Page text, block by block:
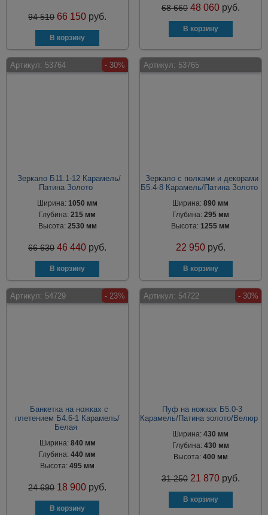
94 510 66 150 руб.
68 660 48 060 руб.
Артикул: 53764 - 30%
Зеркало Б11.1-12 Карамель/
Патина Золото
Ширина:1050 мм
Глубина:215 мм
Высота: 2530 мм
66 630 46 440 руб.
Артикул: 53765
Зеркало с полками и декорами
Б5.4-8 Карамель/Патина Золото
Ширина:890 мм
Глубина: 295 мм
Высота:1255 мм
22 950 руб.
Артикул: 54729 - 23%
Банкетка на ножках с
плетением Б4.6-1 Карамель/
Белая
Ширина: 840 мм
Глубина:440 мм
Высота:495 мм
24 690 18 900 руб.
Артикул: 54722 - 30%
Пуф на ножках Б5.0-3
Карамель/Патина золото/Велюр
Ширина:430 мм
Глубина: 430 мм
Высота: 400 мм
31 250 21 870 руб.